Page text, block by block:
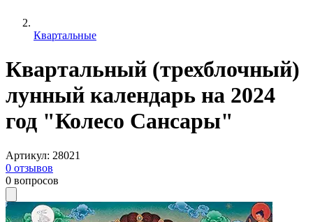
Квартальные
Квартальный (трехблочный)
лунный календарь на 2024
год "Колесо Сансары"
Артикул: 28021
0 отзывов
0 вопросов